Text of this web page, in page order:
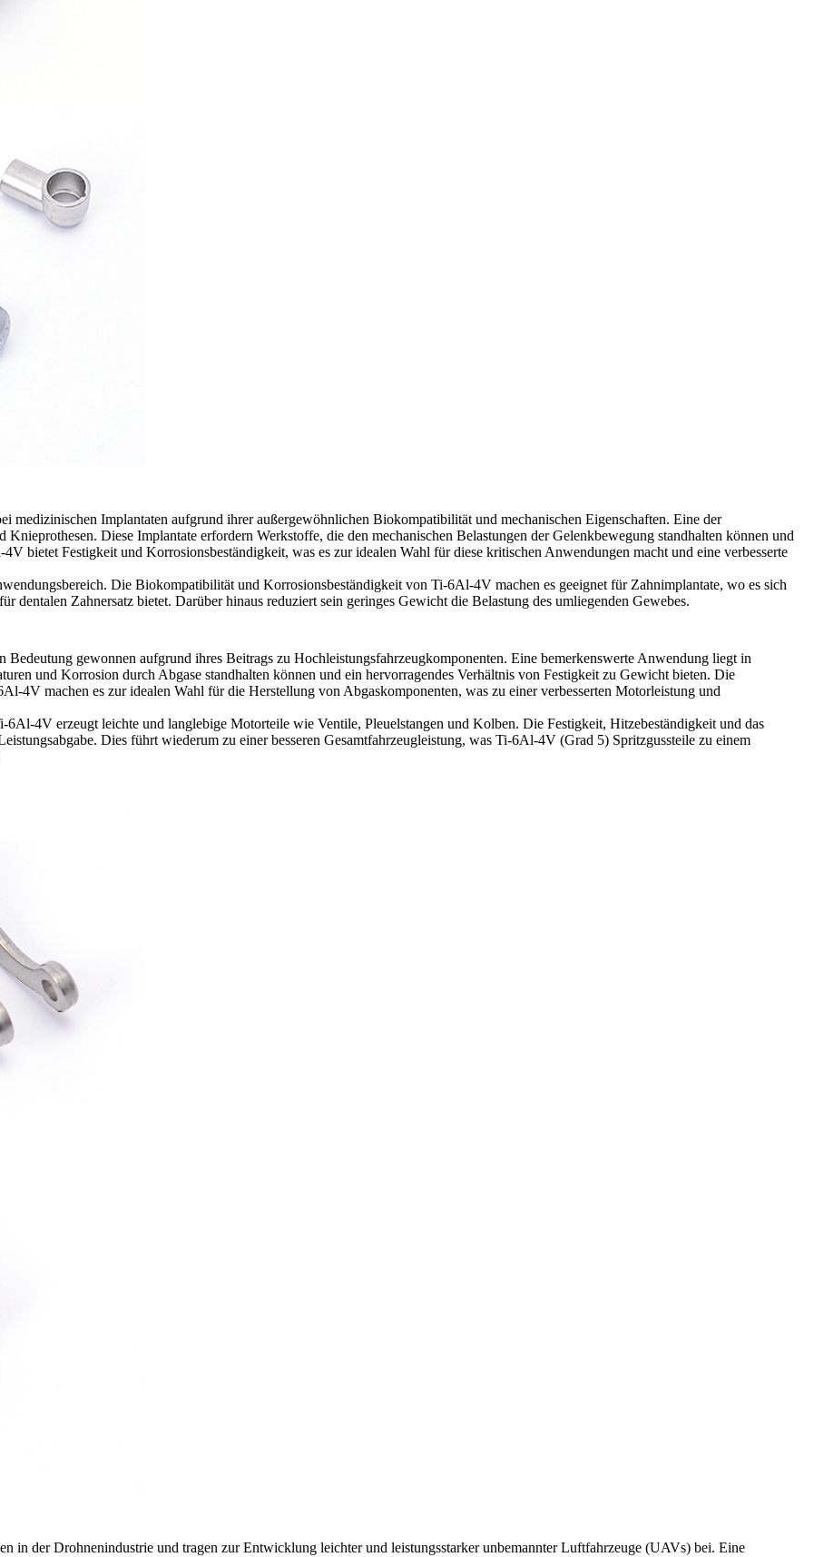
medizinischen Implantaten aufgrund ihrer außergewöhnlichen Biokompatibilität und mechanischen Eigenschaften. Eine der
Diese Implantate erfordern Werkstoffe, die den mechanischen Belastungen der Gelenkbewegung standhalten können und
bietet Festigkeit und Korrosionsbeständigkeit, was es zur idealen Wahl für diese kritischen Anwendungen macht und eine verbesserte
Die Biokompatibilität und Korrosionsbeständigkeit von Ti-6Al-4V machen es geeignet für Zahnimplantate, wo es sich
dentalen Zahnersatz bietet. Darüber hinaus reduziert sein geringes Gewicht die Belastung des umliegenden Gewebes.
gewonnen aufgrund ihres Beitrags zu Hochleistungsfahrzeugkomponenten. Eine bemerkenswerte Anwendung liegt in
und Korrosion durch Abgase standhalten können und ein hervorragendes Verhältnis von Festigkeit zu Gewicht bieten. Die
4V machen es zur idealen Wahl für die Herstellung von Abgaskomponenten, was zu einer verbesserten Motorleistung und
4V erzeugt leichte und langlebige Motorteile wie Ventile, Pleuelstangen und Kolben. Die Festigkeit, Hitzebeständigkeit und das
Dies führt wiederum zu einer besseren Gesamtfahrzeugleistung, was Ti-6Al-4V (Grad 5) Spritzgussteile zu einem
in der Drohnenindustrie und tragen zur Entwicklung leichter und leistungsstarker unbemannter Luftfahrzeuge (UAVs) bei. Eine